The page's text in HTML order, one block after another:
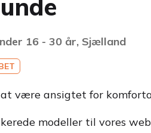
16 - 30 år, Sjælland
være ansigtet for
modeller til vores